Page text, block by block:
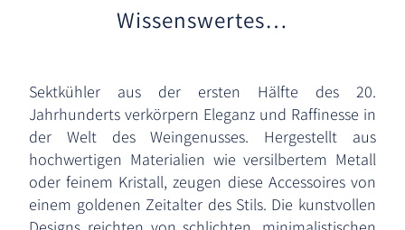
Wissenswertes…
Sektkühler aus der ersten Hälfte des 20.
Jahrhunderts verkörpern Eleganz und Raffinesse in
der Welt des Weingenusses. Hergestellt aus
hochwertigen Materialien wie versilbertem Metall
oder feinem Kristall, zeugen diese Accessoires von
einem goldenen Zeitalter des Stils. Die kunstvollen